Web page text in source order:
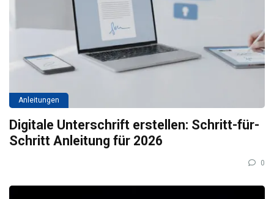
Anleitungen
Digitale Unterschrift erstellen: Schritt-für-
Schritt Anleitung für 2026
0